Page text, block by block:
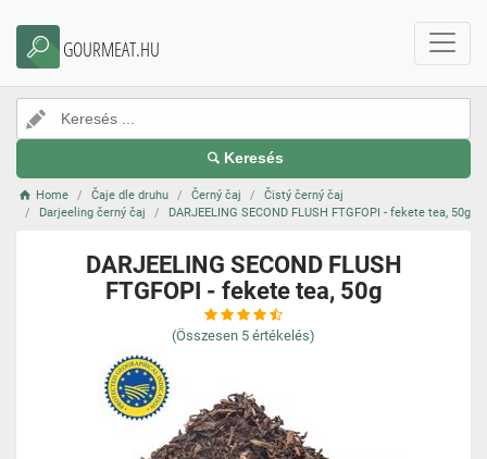
GOURMEAT.HU
Keresés
Home Čaje dle druhu Černý čaj
Čistý černý čaj
Darjeeling černý čaj
DARJEELING SECOND FLUSH FTGFOPI - fekete tea, 50g
DARJEELING SECOND FLUSH
FTGFOPI - fekete tea, 50g
(Összesen 5 értékelés)